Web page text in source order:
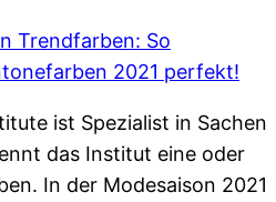
ist Spezialist in Sachen
das Institut eine oder
In der Modesaison 2021